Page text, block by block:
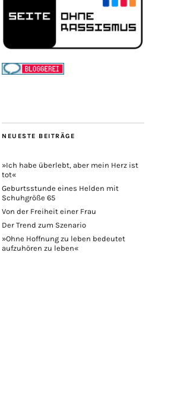
NEUESTE BEITRÄGE
»Ich habe überlebt, aber mein Herz ist
tot«
Geburtsstunde eines Helden mit
Schuhgröße 65
Von der Freiheit einer Frau
Der Trend zum Szenario
»Ohne Hoffnung zu leben bedeutet
aufzuhören zu leben«